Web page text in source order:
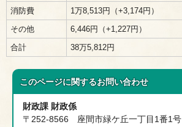
消防費
1万8,513円（+3,174円）
その他
6,446円（+1,227円）
合計
38万5,812円
このページに関するお問い合わせ
財政課 財政係
〒252-8566 座間市緑ケ丘一丁目1番1号